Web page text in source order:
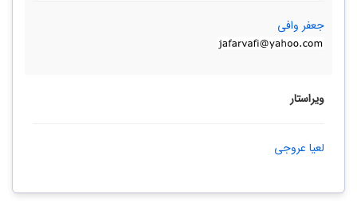
جعفر وافی
ویراستار
لعیا عروجی